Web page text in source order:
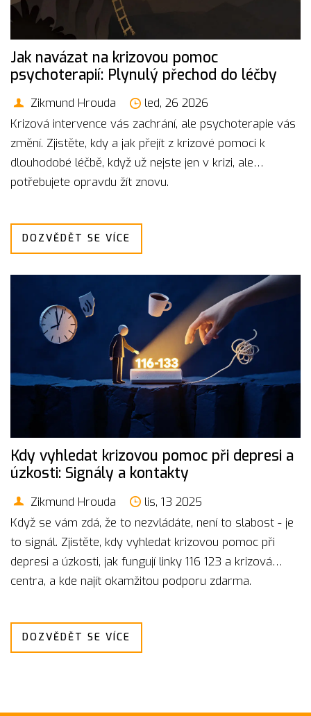
Jak navázat na krizovou pomoc
psychoterapií: Plynulý přechod do léčby
Zikmund Hrouda
led, 26 2026
Krizová intervence vás zachrání, ale psychoterapie vás
změní. Zjistěte, kdy a jak přejít z krizové pomoci k
dlouhodobé léčbě, když už nejste jen v krizi, ale
potřebujete opravdu žít znovu.
DOZVĚDĚT SE VÍCE
Kdy vyhledat krizovou pomoc při depresi a
úzkosti: Signály a kontakty
Zikmund Hrouda
lis, 13 2025
Když se vám zdá, že to nezvládáte, není to slabost - je
to signál. Zjistěte, kdy vyhledat krizovou pomoc při
depresi a úzkosti, jak fungují linky 116 123 a krizová
centra, a kde najít okamžitou podporu zdarma.
DOZVĚDĚT SE VÍCE